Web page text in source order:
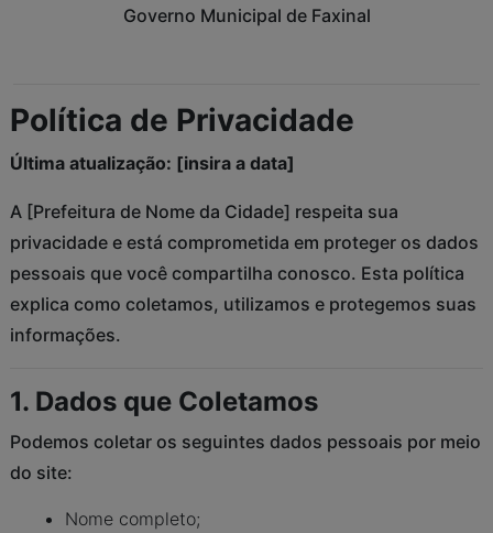
Governo Municipal de Faxinal
Política de Privacidade
Última atualização: [insira a data]
A [Prefeitura de Nome da Cidade] respeita sua
privacidade e está comprometida em proteger os dados
pessoais que você compartilha conosco. Esta política
explica como coletamos, utilizamos e protegemos suas
informações.
1. Dados que Coletamos
Podemos coletar os seguintes dados pessoais por meio
do site:
Nome completo;